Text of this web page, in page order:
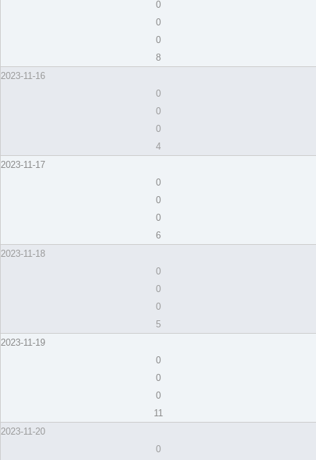
0
0
0
8
2023-11-16
0
0
0
4
2023-11-17
0
0
0
6
2023-11-18
0
0
0
5
2023-11-19
0
0
0
11
2023-11-20
0